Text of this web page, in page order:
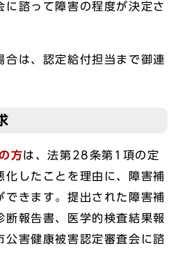
に諮って障害の程度が決定さ
は、認定給付担当まで御連
方は、法第28条第1項の定
化したことを理由に、障害補
できます。提出された障害補
断報告書、医学的検査結果報
公害健康被害認定審査会に諮